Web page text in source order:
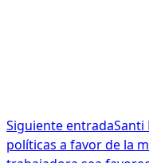
Siguiente entradaSanti
políticas a favor de la